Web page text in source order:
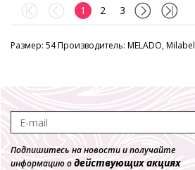
1 2 3
Размер: 54 Производитель: MELADO, Milabel
Подпишитесь на новости и получайте
информацию одействующих акциях